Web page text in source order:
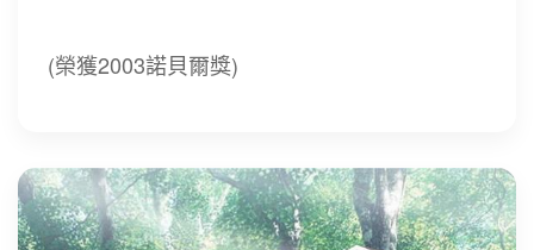
(榮獲2003諾貝爾獎)
自動清洗功能，讓您喝不到隔夜水